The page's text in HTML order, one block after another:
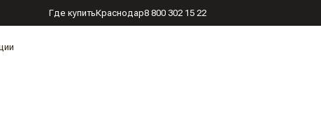
Где купитьКраснодар8 800 302 15 22